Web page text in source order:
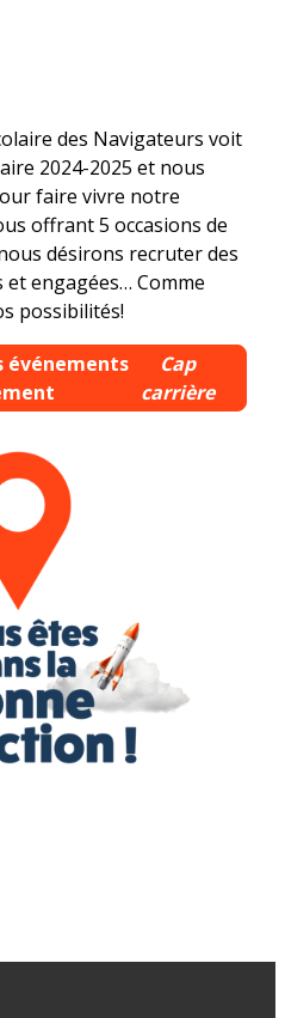
des Navigateurs voit
2024-2025 et nous
faire vivre notre
offrant 5 occasions de
désirons recruter des
engagées… Comme
possibilités!
événements
Cap
carrière